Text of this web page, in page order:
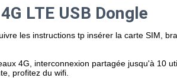
4G LTE USB Dongle
les instructions tp insérer la carte SIM,
4G, interconnexion partagée jusqu'à 10
profitez du wifi.